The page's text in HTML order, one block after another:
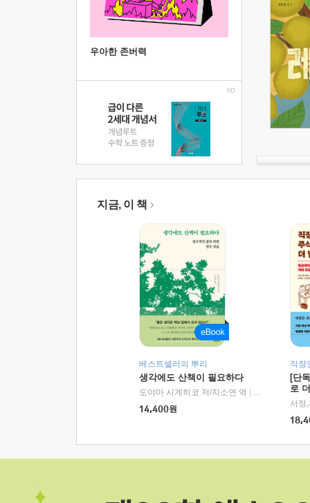
우아한 존버력
지금, 이 책
베스트셀러의 뿌리
생각에도 산책이 필요하다
도야마 시게히코 저/지소연 역
알에이치코리
14,400원
직장
[단
로